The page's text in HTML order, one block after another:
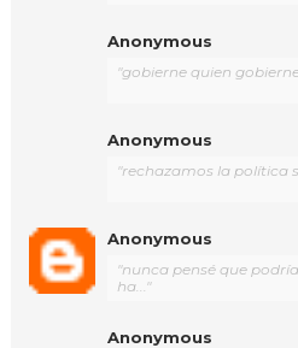
Anonymous
"gobierne quien
Anonymous
"rechazamos la política
Anonymous
"nunca pensé que
ha..."
Anonymous